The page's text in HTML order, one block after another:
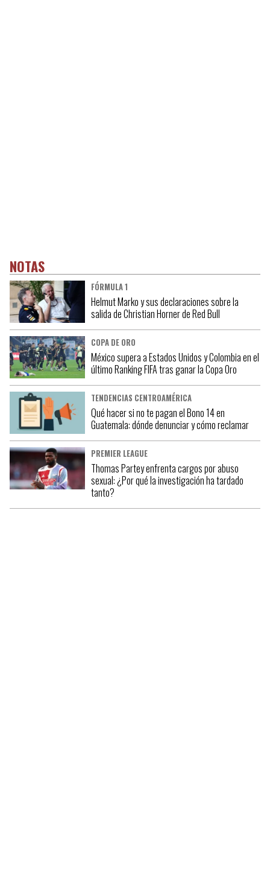
NOTAS
FÓRMULA 1
Helmut Marko y sus declaraciones sobre la
salida de Christian Horner de Red Bull
COPA DE ORO
México supera a Estados Unidos y Colombia en el
último Ranking FIFA tras ganar la Copa Oro
TENDENCIAS CENTROAMÉRICA
Qué hacer si no te pagan el Bono 14 en
Guatemala: dónde denunciar y cómo reclamar
PREMIER LEAGUE
Thomas Partey enfrenta cargos por abuso
sexual: ¿Por qué la investigación ha tardado
tanto?